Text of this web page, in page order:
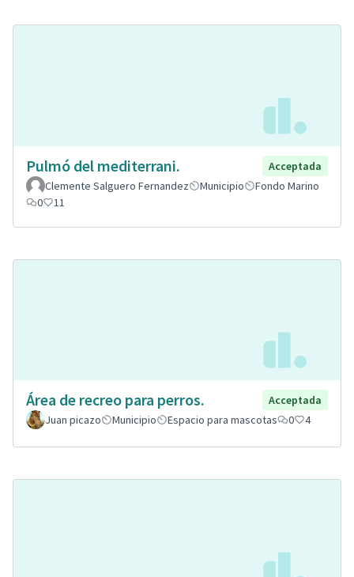
Pulmó del mediterrani.
Acceptada
Clemente Salguero Fernandez
Municipio
Fondo Marino
0
11
Área de recreo para perros.
Acceptada
Juan picazo
Municipio Espacio para mascotas 0 4